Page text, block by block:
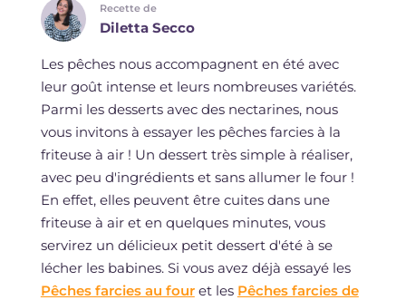
Recette de
Diletta Secco
Les pêches nous accompagnent en été avec
leur goût intense et leurs nombreuses variétés.
Parmi les desserts avec des nectarines, nous
vous invitons à essayer les pêches farcies à la
friteuse à air ! Un dessert très simple à réaliser,
avec peu d'ingrédients et sans allumer le four !
En effet, elles peuvent être cuites dans une
friteuse à air et en quelques minutes, vous
servirez un délicieux petit dessert d'été à se
lécher les babines. Si vous avez déjà essayé les
Pêches farcies au fouret les Pêches farcies de